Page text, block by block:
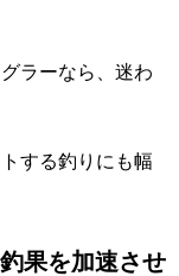
ラーなら、迷わ
する釣りにも幅
果を加速させ